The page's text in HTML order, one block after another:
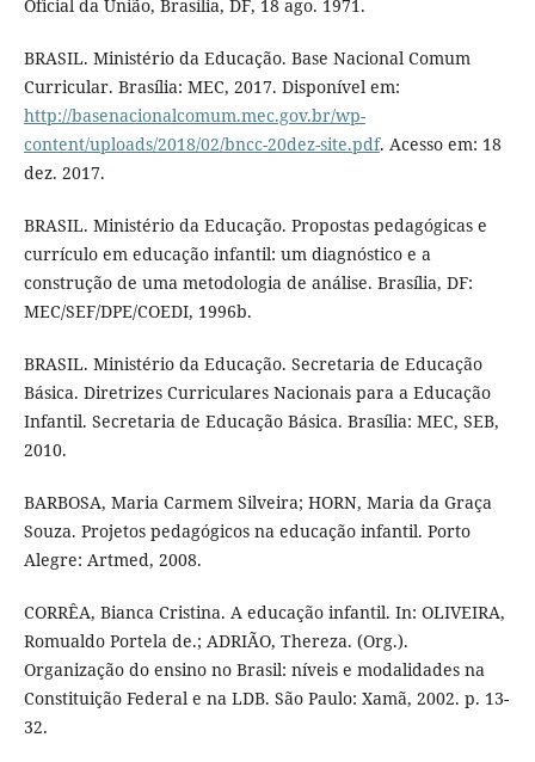
Oficial da União, Brasília, DF, 18 ago. 1971.
BRASIL. Ministério da Educação. Base Nacional Comum
Curricular. Brasília: MEC, 2017. Disponível em:
http://basenacionalcomum.mec.gov.br/wp-
content/uploads/2018/02/bncc-20dez-site.pdf. Acesso em: 18
dez. 2017.
BRASIL. Ministério da Educação. Propostas pedagógicas e
currículo em educação infantil: um diagnóstico e a
construção de uma metodologia de análise. Brasília, DF:
MEC/SEF/DPE/COEDI, 1996b.
BRASIL. Ministério da Educação. Secretaria de Educação
Básica. Diretrizes Curriculares Nacionais para a Educação
Infantil. Secretaria de Educação Básica. Brasília: MEC, SEB,
2010.
BARBOSA, Maria Carmem Silveira; HORN, Maria da Graça
Souza. Projetos pedagógicos na educação infantil. Porto
Alegre: Artmed, 2008.
CORRÊA, Bianca Cristina. A educação infantil. In: OLIVEIRA,
Romualdo Portela de.; ADRIÃO, Thereza. (Org.).
Organização do ensino no Brasil: níveis e modalidades na
Constituição Federal e na LDB. São Paulo: Xamã, 2002. p. 13-
32.